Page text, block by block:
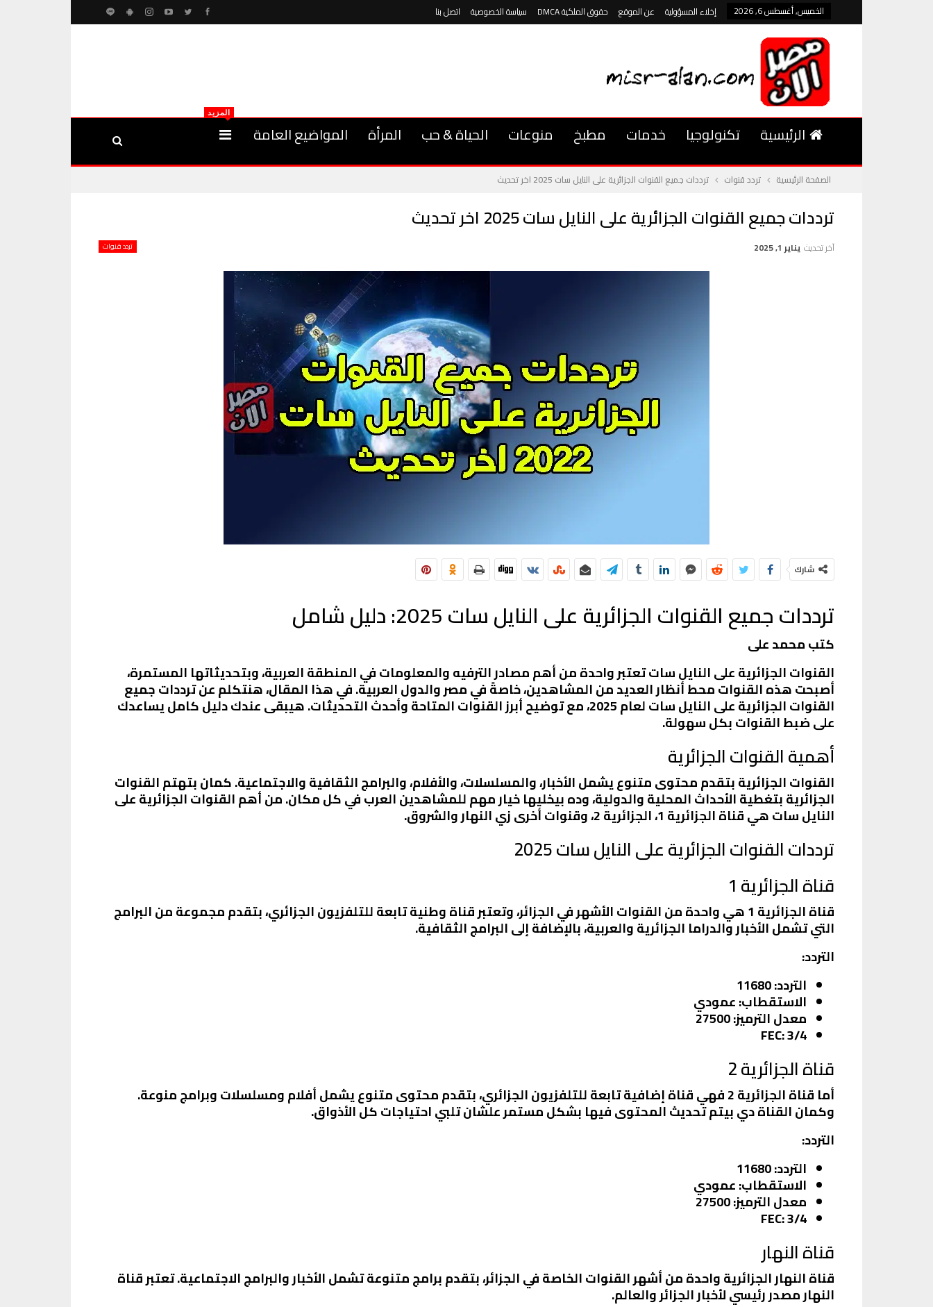
الخميس, أغسطس 6, 2026 إخلاء المسؤولية عن الموقع حقوق الملكية DMCA سياسة الخصوصية اتصل بنا
الرئيسية تكنولوجيا خدمات مطبخ منوعات الحياة & حب المرأة المواضيع العامة
المزيد
الصفحة الرئيسية تردد قنوات ترددات جميع القنوات الجزائرية على النايل سات 2025 اخر تحديث
ترددات جميع القنوات الجزائرية على النايل سات 2025 اخر تحديث
تردد قنوات آخر تحديث يناير 1, 2025
شارك
ترددات جميع القنوات الجزائرية على النايل سات 2025: دليل شامل
كتب محمد على
القنوات الجزائرية على النايل سات تعتبر واحدة من أهم مصادر الترفيه والمعلومات في المنطقة العربية، وبتحديثاتها المستمرة،
أصبحت هذه القنوات محط أنظار العديد من المشاهدين، خاصةً في مصر والدول العربية. في هذا المقال، هنتكلم عن ترددات جميع
القنوات الجزائرية على النايل سات لعام 2025، مع توضيح أبرز القنوات المتاحة وأحدث التحديثات. هيبقى عندك دليل كامل يساعدك
على ضبط القنوات بكل سهولة.
أهمية القنوات الجزائرية
القنوات الجزائرية بتقدم محتوى متنوع يشمل الأخبار، والمسلسلات، والأفلام، والبرامج الثقافية والاجتماعية. كمان بتهتم القنوات
الجزائرية بتغطية الأحداث المحلية والدولية، وده بيخليها خيار مهم للمشاهدين العرب في كل مكان. من أهم القنوات الجزائرية على
النايل سات هي قناة الجزائرية 1، الجزائرية 2، وقنوات أخرى زي النهار والشروق.
ترددات القنوات الجزائرية على النايل سات 2025
قناة الجزائرية 1
قناة الجزائرية 1 هي واحدة من القنوات الأشهر في الجزائر، وتعتبر قناة وطنية تابعة للتلفزيون الجزائري، بتقدم مجموعة من البرامج
التي تشمل الأخبار والدراما الجزائرية والعربية، بالإضافة إلى البرامج الثقافية.
التردد:
التردد: 11680
الاستقطاب: عمودي
معدل الترميز: 27500
FEC: 3/4
قناة الجزائرية 2
أما قناة الجزائرية 2 فهي قناة إضافية تابعة للتلفزيون الجزائري، بتقدم محتوى متنوع يشمل أفلام ومسلسلات وبرامج منوعة.
وكمان القناة دي بيتم تحديث المحتوى فيها بشكل مستمر علشان تلبي احتياجات كل الأذواق.
التردد:
التردد: 11680
الاستقطاب: عمودي
معدل الترميز: 27500
FEC: 3/4
قناة النهار
قناة النهار الجزائرية واحدة من أشهر القنوات الخاصة في الجزائر، بتقدم برامج متنوعة تشمل الأخبار والبرامج الاجتماعية. تعتبر قناة
النهار مصدر رئيسي لأخبار الجزائر والعالم.